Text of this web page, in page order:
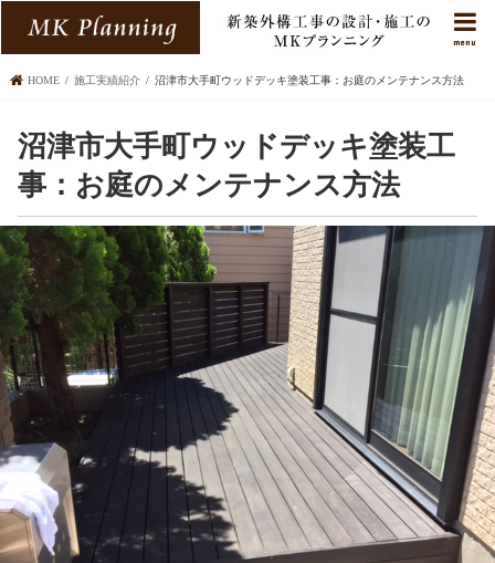
menu
HOME 施工実績紹介 沼津市大手町ウッドデッキ塗装工事：お庭のメンテナンス方法
沼津市大手町ウッドデッキ塗装工
事：お庭のメンテナンス方法